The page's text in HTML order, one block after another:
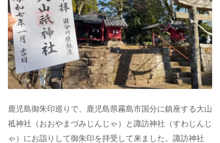
鹿児島御朱印巡りで、鹿児島県霧島市国分に鎮座する大山
祗神社（おおやまづみじんじゃ）と諏訪神社（すわじんじ
ゃ）にお詣りして御朱印を拝受して来ました。諏訪神社